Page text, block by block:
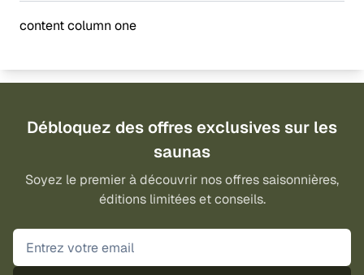
content column one
Débloquez des offres exclusives sur les
saunas
Soyez le premier à découvrir nos offres saisonnières,
éditions limitées et conseils.